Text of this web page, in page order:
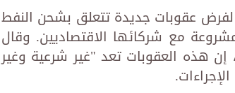
لفرض عقوبات جديدة تتعلق بشحن النفط
مع شركائها الاقتصاديين. وقال
إن هذه العقوبات تعد "غير شرعية وغير